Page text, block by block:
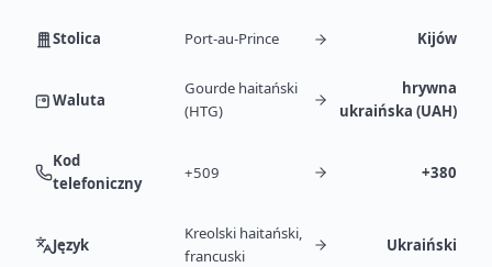
Stolica Port-au-Prince Kijów
Waluta
Gourde haitański
(HTG)
hrywna
ukraińska (UAH)
Kod
telefoniczny
+509 +380
Język
Kreolski haitański,
francuski
Ukraiński